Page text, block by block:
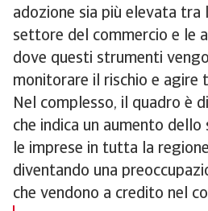
adozione sia più elevata tra
settore del commercio e le
dove questi strumenti
monitorare il rischio e agire
Nel complesso, il quadro è
che indica un aumento
le imprese in tutta la
diventando una
che vendono a credito nel